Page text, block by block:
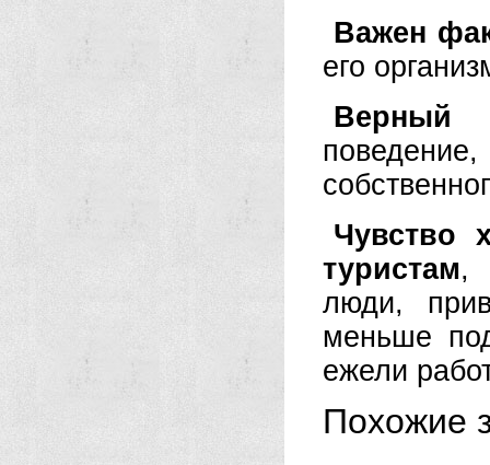
Важен
его
Верный
Чувство
туристам,
люди,
меньше
ежели
Похожие